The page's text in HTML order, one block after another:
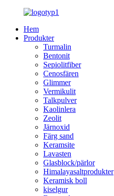
Hem
Produkter
Turmalin
Bentonit
Sepiolitfiber
Cenosfären
Glimmer
Vermikulit
Talkpulver
Kaolinlera
Zeolit
Järnoxid
Färg sand
Keramsite
Lavasten
Glasblock/pärlor
Himalayasaltprodukter
Keramisk boll
kiselgur